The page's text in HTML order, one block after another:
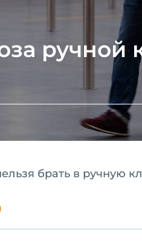
ручной
брать в ручную